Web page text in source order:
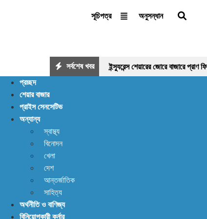
সূচিপত্র অনুসন্ধান
সর্বশেষ খবর ইন্স্যুরেন্স শেয়ারের জোরে বাজারে
প্রচ্ছদ
শেয়ার বাজার
প্রাইস সেনসেটিভ
অন্যান্য
স্বাস্থ্য
বিনোদন
খেলা
দেশ
আন্তর্জাতিক
সাহিত্য
অর্থনীতি ও বাণিজ্য
বিনিয়োগকারী কর্নার